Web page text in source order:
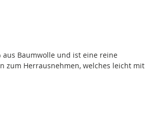
aus Baumwolle und ist eine reine
zum Herrausnehmen, welches leicht mit